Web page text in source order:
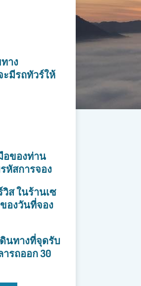
าง
ะมีรถทัวร์ให้
ของท่าน
หัสการจอง
ส ในร้านเซ
องวันที่จอง
นทางที่จุดรับ
รถออก 30